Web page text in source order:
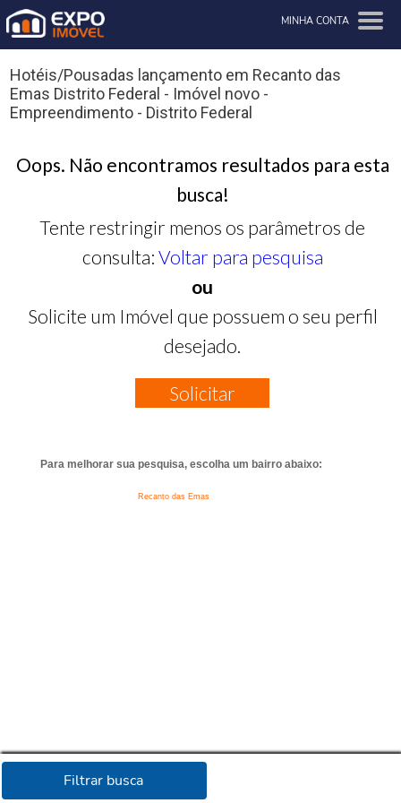
MINHA CONTA
Filtrar busca
Hotéis/Pousadas lançamento em Recanto das
Emas Distrito Federal - Imóvel novo -
Empreendimento - Distrito Federal
Oops. Não encontramos resultados para esta
busca!
Tente restringir menos os parâmetros de
consulta: Voltar para pesquisa
ou
Solicite um Imóvel que possuem o seu perfil
desejado.
Solicitar
Para melhorar sua pesquisa, escolha um bairro abaixo:
Recanto das Emas